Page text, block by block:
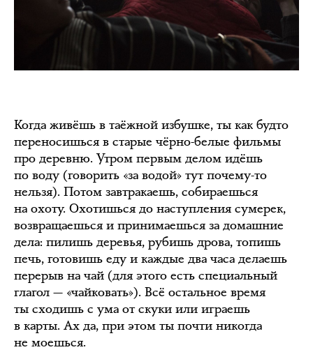
Когда живёшь в таёжной избушке, ты как будто
переносишься в старые чёрно-белые фильмы
про деревню. Утром первым делом идёшь
по воду (говорить «за водой» тут почему-то
нельзя). Потом завтракаешь, собираешься
на охоту. Охотишься до наступления сумерек,
возвращаешься и принимаешься за домашние
дела: пилишь деревья, рубишь дрова, топишь
печь, готовишь еду и каждые два часа делаешь
перерыв на чай (для этого есть специальный
глагол — «чайковать»). Всё остальное время
ты сходишь с ума от скуки или играешь
в карты. Ах да, при этом ты почти никогда
не моешься.